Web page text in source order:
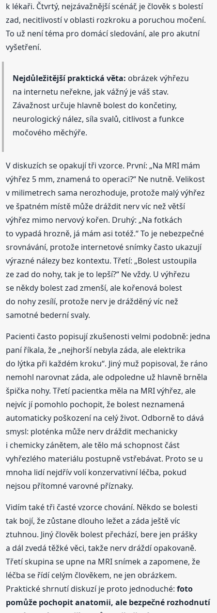
k lékaři. Čtvrtý, nejzávažnější scénář, je člověk s bolestí
zad, necitlivostí v oblasti rozkroku a poruchou močení.
To už není téma pro domácí sledování, ale pro akutní
vyšetření.
Nejdůležitější praktická věta: obrázek výhřezu
na internetu neřekne, jak vážný je váš stav.
Závažnost určuje hlavně bolest do končetiny,
neurologický nález, síla svalů, citlivost a funkce
močového měchýře.
V diskuzích se opakují tři vzorce. První: „Na MRI mám
výhřez 5 mm, znamená to operaci?“ Ne nutně. Velikost
v milimetrech sama nerozhoduje, protože malý výhřez
ve špatném místě může dráždit nerv víc než větší
výhřez mimo nervový kořen. Druhý: „Na fotkách
to vypadá hrozně, já mám asi totéž.“ To je nebezpečné
srovnávání, protože internetové snímky často ukazují
výrazné nálezy bez kontextu. Třetí: „Bolest ustoupila
ze zad do nohy, tak je to lepší?“ Ne vždy. U výhřezu
se někdy bolest zad zmenší, ale kořenová bolest
do nohy zesílí, protože nerv je drážděný víc než
samotné bederní svaly.
Pacienti často popisují zkušenosti velmi podobně: jedna
paní říkala, že „nejhorší nebyla záda, ale elektrika
do lýtka při každém kroku“. Jiný muž popisoval, že ráno
nemohl narovnat záda, ale odpoledne už hlavně brněla
špička nohy. Třetí pacientka měla na MRI výhřez, ale
nejvíc jí pomohlo pochopit, že bolest neznamená
automaticky poškození na celý život. Odborně to dává
smysl: ploténka může nerv dráždit mechanicky
i chemicky zánětem, ale tělo má schopnost část
vyhřezlého materiálu postupně vstřebávat. Proto se u
mnoha lidí nejdřív volí konzervativní léčba, pokud
nejsou přítomné varovné příznaky.
Vidím také tři časté vzorce chování. Někdo se bolesti
tak bojí, že zůstane dlouho ležet a záda ještě víc
ztuhnou. Jiný člověk bolest přechází, bere jen prášky
a dál zvedá těžké věci, takže nerv dráždí opakovaně.
Třetí skupina se upne na MRI snímek a zapomene, že
léčba se řídí celým člověkem, ne jen obrázkem.
Praktické shrnutí diskuzí je proto jednoduché:foto
pomůže pochopit anatomii, ale bezpečné rozhodnutí